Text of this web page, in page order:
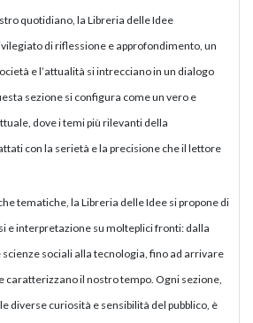
quotidiano, la Libreria delle Idee
di riflessione e approfondimento, un
e l’attualità si intrecciano in un dialogo
sezione si configura come un vero e
dove i temi più rilevanti della
con la serietà e la precisione che il lettore
tematiche, la Libreria delle Idee si propone di
e interpretazione su molteplici fronti: dalla
sociali alla tecnologia, fino ad arrivare
caratterizzano il nostro tempo. Ogni sezione,
diverse curiosità e sensibilità del pubblico, è